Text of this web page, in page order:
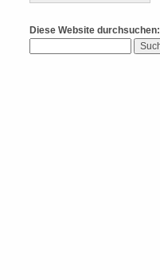
Diese Website durchsuchen: